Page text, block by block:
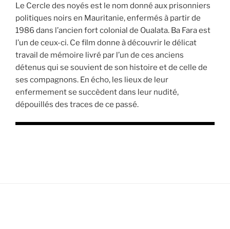
Le Cercle des noyés est le nom donné aux prisonniers
politiques noirs en Mauritanie, enfermés à partir de
1986 dans l’ancien fort colonial de Oualata. Ba Fara est
l’un de ceux-ci. Ce film donne à découvrir le délicat
travail de mémoire livré par l’un de ces anciens
détenus qui se souvient de son histoire et de celle de
ses compagnons. En écho, les lieux de leur
enfermement se succèdent dans leur nudité,
dépouillés des traces de ce passé.